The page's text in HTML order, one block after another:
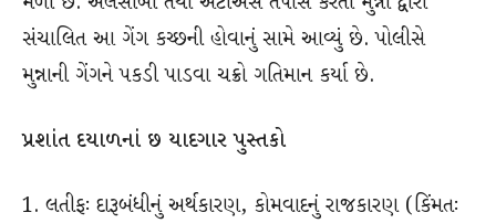
સંચાલિત આ ગેંગ કચ્છની હોવાનું સામે આવ્યું છે. પોલીસે
મુન્નાની ગેંગને પકડી પાડવા ચક્રો ગતિમાન કર્યા છે.
પ્રશાંત દયાળનાં છ યાદગાર પુસ્તકો
લતીફઃ દારૂબંધીનું અર્થકારણ, કોમવાદનું રાજકારણ (કિંમતઃ